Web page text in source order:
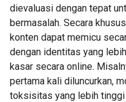
dievaluasi dengan tepat
bermasalah. Secara
konten dapat memicu
dengan identitas yang
kasar secara online.
pertama kali diluncurkan,
toksisitas yang lebih